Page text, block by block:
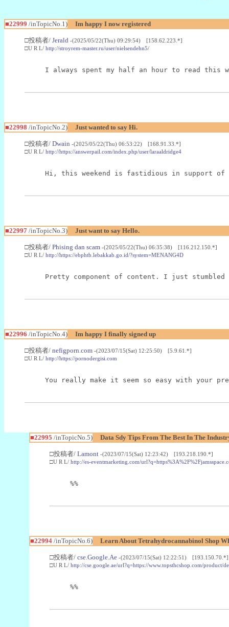
■22999 /inTopicNo.1) Im happy I now registered
□投稿者/ Jerald -(2025/05/22(Thu) 09:29:54) [158.62.223.*]
□U R L/ http://stroyrem-master.ru/user/nielsendehn5/
I always spent my half an hour to read
■22998 /inTopicNo.2) Just wanted to say Hi.
□投稿者/ Dwain -(2025/05/22(Thu) 06:53:22) [168.91.33.*]
□U R L/ http://https://answerpail.com/index.php/user/laraaldridge4
Hi, this weekend is fastidious in support of
■22997 /inTopicNo.3) Just want to say Hello.
□投稿者/ Phising dan scam -(2025/05/22(Thu) 06:35:38) [116.212.150.*]
□U R L/ http://https://ebphtb.lebakkab.go.id/?system=MENANG4D
Pretty component of content. I just
■22996 /inTopicNo.4) Im happy I finally signed up
□投稿者/ nefigporn.com -(2023/07/15(Sat) 12:25:50) [5.9.61.*]
□U R L/ http://https://pornodergisi.com
You really make it seem so easy with your
■22995 /inTopicNo.5) Data Sdy Tips From The Best In The
□投稿者/ Lamont -(2023/07/15(Sat) 12:23:42) [193.218.190.*]
□U R L/ http://es-eventmarketing.com/
%%
■22994/inTopicNo.6) Learn About Tetrahydrocannabinol Shop
□投稿者/ cse.Google.Ae -(2023/07/15(Sat) 12:22:51) [193.150.70.*]
□U R L/ http://cse.google.ae/url?q=https://www.topsthcshop.com/
%%